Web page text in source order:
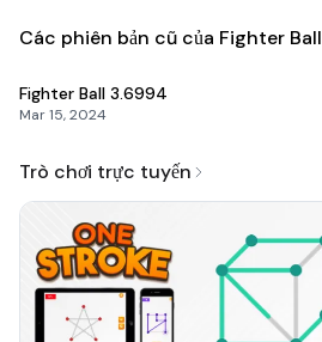
Các phiên bản cũ của Fighter Ball
Fighter Ball 3.6994
Mar 15, 2024
Trò chơi trực tuyến